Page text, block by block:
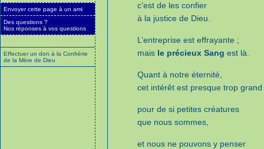
Envoyer cette page à un ami
Des questions ?
Nos réponses à vos questions
Effectuer un don à la Confrérie
de la Mère de Dieu
c’est de les confier
à la justice de Dieu.
L’entreprise est effrayante ;
mais le précieux Sang est là.
Quant à notre éternité,
cet intérêt est presque trop grand
pour de si petites créatures
que nous sommes,
et nous ne pouvons y penser